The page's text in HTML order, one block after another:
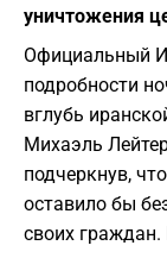
уничтожения
Официальный
подробности
вглубь
Михаэль
подчеркнув,
оставило бы
своих